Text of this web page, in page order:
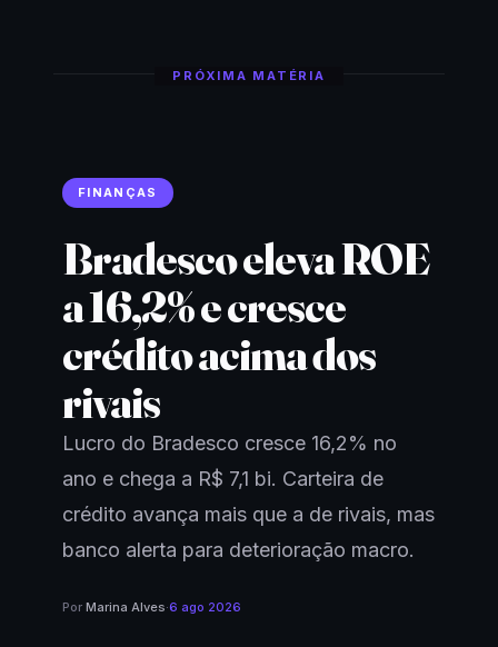
PRÓXIMA MATÉRIA
FINANÇAS
Bradesco eleva ROE
a 16,2% e cresce
crédito acima dos
rivais
Lucro do Bradesco cresce 16,2% no
ano e chega a R$ 7,1 bi. Carteira de
crédito avança mais que a de rivais, mas
banco alerta para deterioração macro.
Por Marina Alves·6 ago 2026